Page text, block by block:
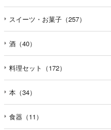
スイーツ・お菓子（257）
酒（40）
料理セット（172）
本（34）
食器（11）